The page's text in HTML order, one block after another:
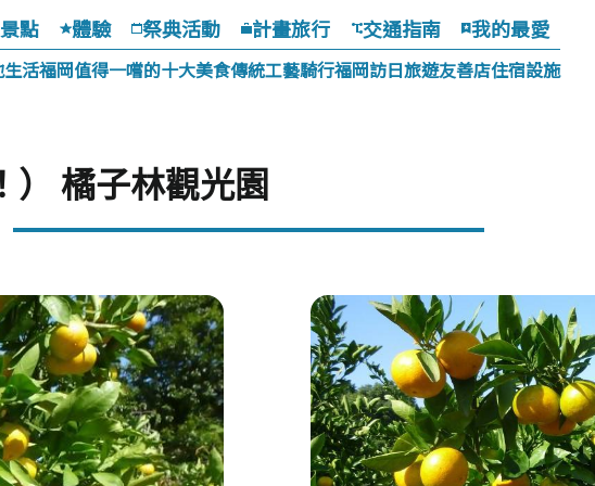
點 體驗 祭典活動 計畫旅行 交通指南 我的最愛
活福岡值得一嚐的十大美食傳統工藝騎行福岡訪日旅遊友善店住宿設施
） 橘子林觀光園